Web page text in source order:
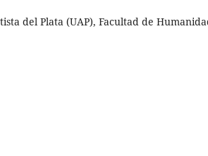
del Plata (UAP), Facultad de